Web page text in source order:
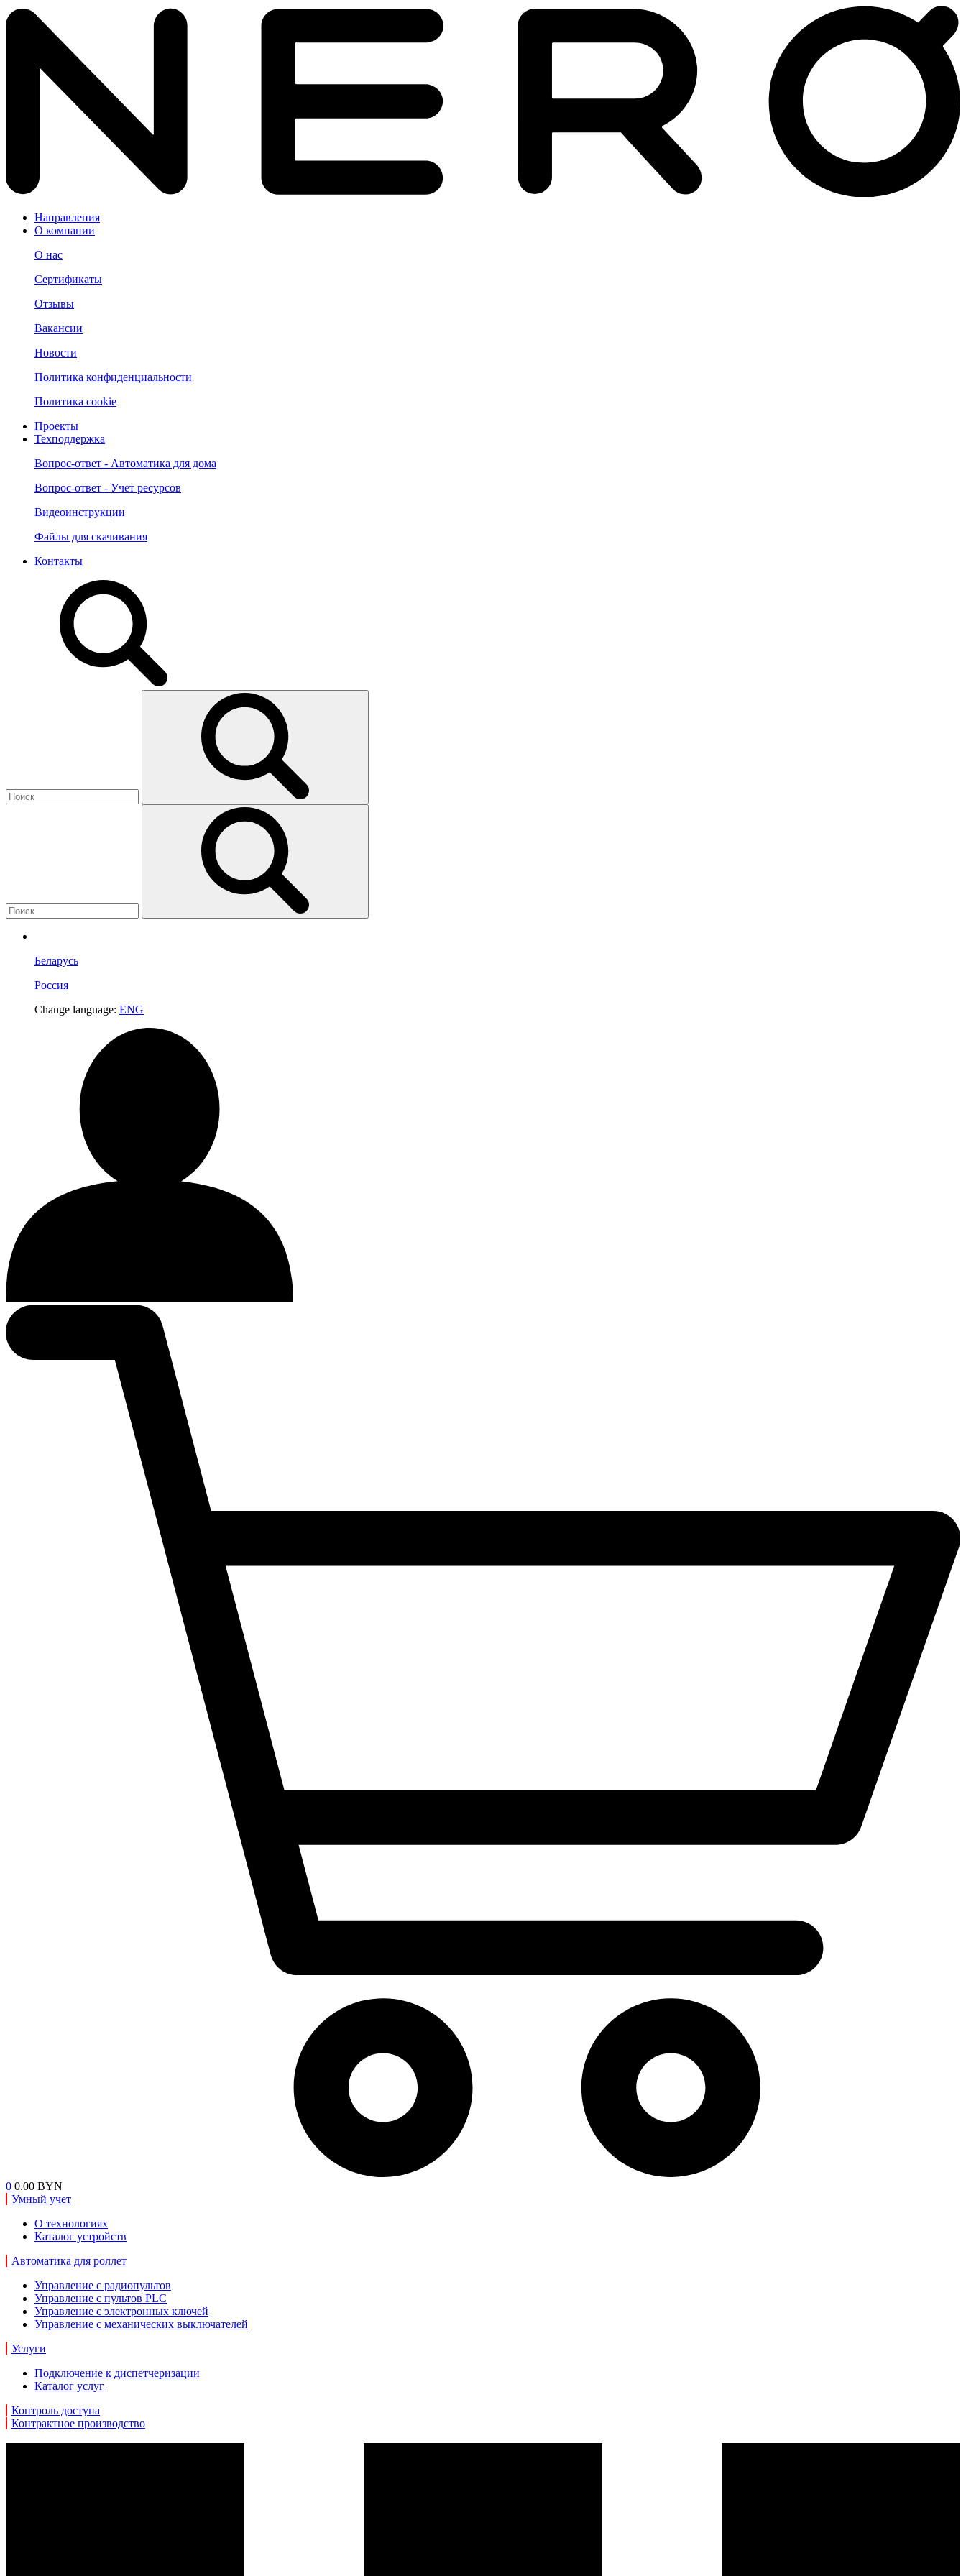
Направления
О компании
О нас
Сертификаты
Отзывы
Вакансии
Новости
Политика конфиденциальности
Политика cookie
Проекты
Техподдержка
Вопрос-ответ - Автоматика для дома
Вопрос-ответ - Учет ресурсов
Видеоинструкции
Файлы для скачивания
Контакты
Беларусь
Россия
Change language: ENG
0 0.00 BYN
Умный учет
О технологиях
Каталог устройств
Автоматика для роллет
Управление с радиопультов
Управление с пультов PLC
Управление с электронных ключей
Управление с механических выключателей
Услуги
Подключение к диспетчеризации
Каталог услуг
Контроль доступа
Контрактное производство